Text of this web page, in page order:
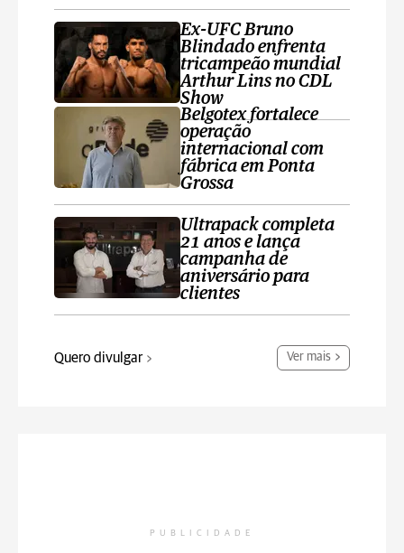
Ex-UFC Bruno
Blindado enfrenta
tricampeão mundial
Arthur Lins no CDL
Show
Belgotex fortalece
operação
internacional com
fábrica em Ponta
Grossa
Ultrapack completa
21 anos e lança
campanha de
aniversário para
clientes
Quero divulgar Ver mais
PUBLICIDADE